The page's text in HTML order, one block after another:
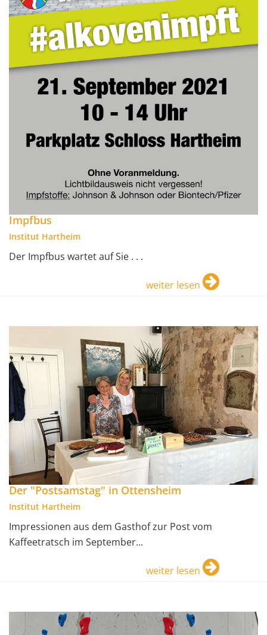
Impfbus
Institut Hartheim
Der Impfbus wartet auf Sie . . .
weiter lesen
Der "Postsamstag" in Ottensheim
Institut Hartheim
Impressionen aus dem Gasthof zur Post vom
Kaffeetratsch im September...
weiter lesen